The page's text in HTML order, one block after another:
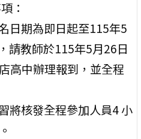
：
日期為即日起至115年5
請教師於115年5月26日
高中辦理報到，並全程
將核發全程參加人員4 小